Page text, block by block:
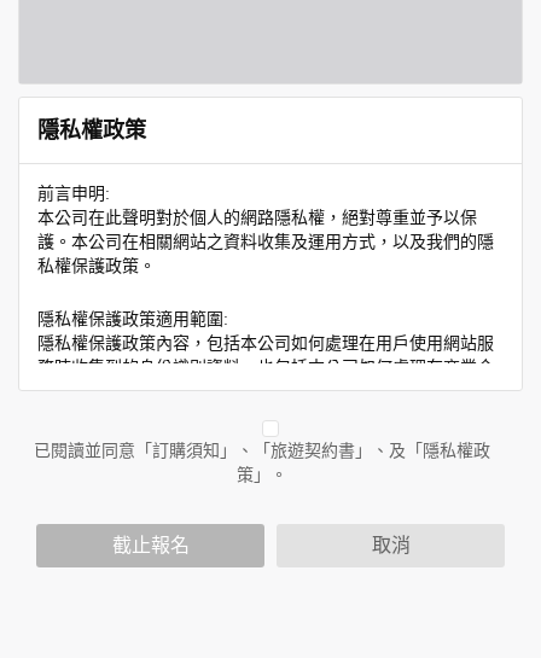
隱私權政策
前言申明:
本公司在此聲明對於個人的網路隱私權，絕對尊重並予以保
護。本公司在相關網站之資料收集及運用方式，以及我們的隱
私權保護政策。
隱私權保護政策適用範圍:
隱私權保護政策內容，包括本公司如何處理在用戶使用網站服
務時收集到的身份識別資料，也包括本公司如何處理在商業合
作與本公司合作時分享的任何身份識別資料。隱私權保護政策
人員。例如您透過本公司旗下網站上的廣告廠商連結，這些置
放連結的廠商也可能蒐集您個人的資料。對於您主動提供的個
人資訊，這些廣告廠商或連結網站有其個別的隱私權保護政
您個人在本網站上的聊天室或討論區中任意公開個人資料的行
已閱讀並同意「訂購須知」、「旅遊契約書」、及「隱私權政
策」。
截止報名 取消